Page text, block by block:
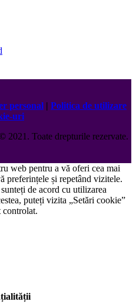
personal | Politica de utilizare
uri
2021. Toate drepturile rezervate.
web pentru a vă oferi cea mai
preferințele și repetând vizitele.
de acord cu utilizarea
puteți vizita „Setări cookie”
controlat.